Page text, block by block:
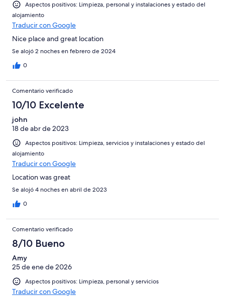
Aspectos positivos: Limpieza, personal y instalaciones y estado del
alojamiento
Traducir con Google
Nice place and great location
Se alojó 2 noches en febrero de 2024
0
Comentario verificado
10/10 Excelente
john
18 de abr de 2023
Aspectos positivos: Limpieza, servicios y instalaciones y estado del
alojamiento
Traducir con Google
Location was great
Se alojó 4 noches en abril de 2023
0
Comentario verificado
8/10 Bueno
Amy
25 de ene de 2026
Aspectos positivos: Limpieza, personal y servicios
Traducir con Google